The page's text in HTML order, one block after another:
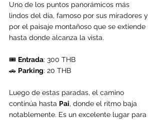
Uno de los puntos panorámicos más
lindos del día, famoso por sus miradores y
por el paisaje montañoso que se extiende
hasta donde alcanza la vista.
🎟️ Entrada: 300 THB
🚗 Parking: 20 THB
Luego de estas paradas, el camino
continúa hasta Pai, donde el ritmo baja
notablemente. Es un excelente lugar para